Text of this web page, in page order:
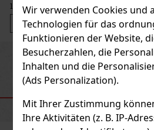
Wir verwenden Cookies und
Technologien für das
Funktionieren der Website,
Besucherzahlen, die
Inhalten und die
(Ads Personalization).
Mit Ihrer Zustimmung
Ihre Aktivitäten (z. B. IP-
10.66€ ohne VAT
EMPFOHLENE